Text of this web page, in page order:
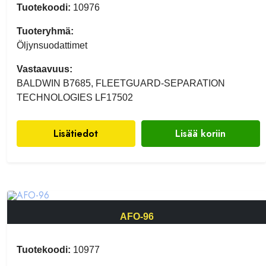
Tuotekoodi: 10976
Tuoteryhmä:
Öljynsuodattimet
Vastaavuus:
BALDWIN B7685, FLEETGUARD-SEPARATION
TECHNOLOGIES LF17502
Lisätiedot Lisää koriin
AFO-96
Tuotekoodi: 10977